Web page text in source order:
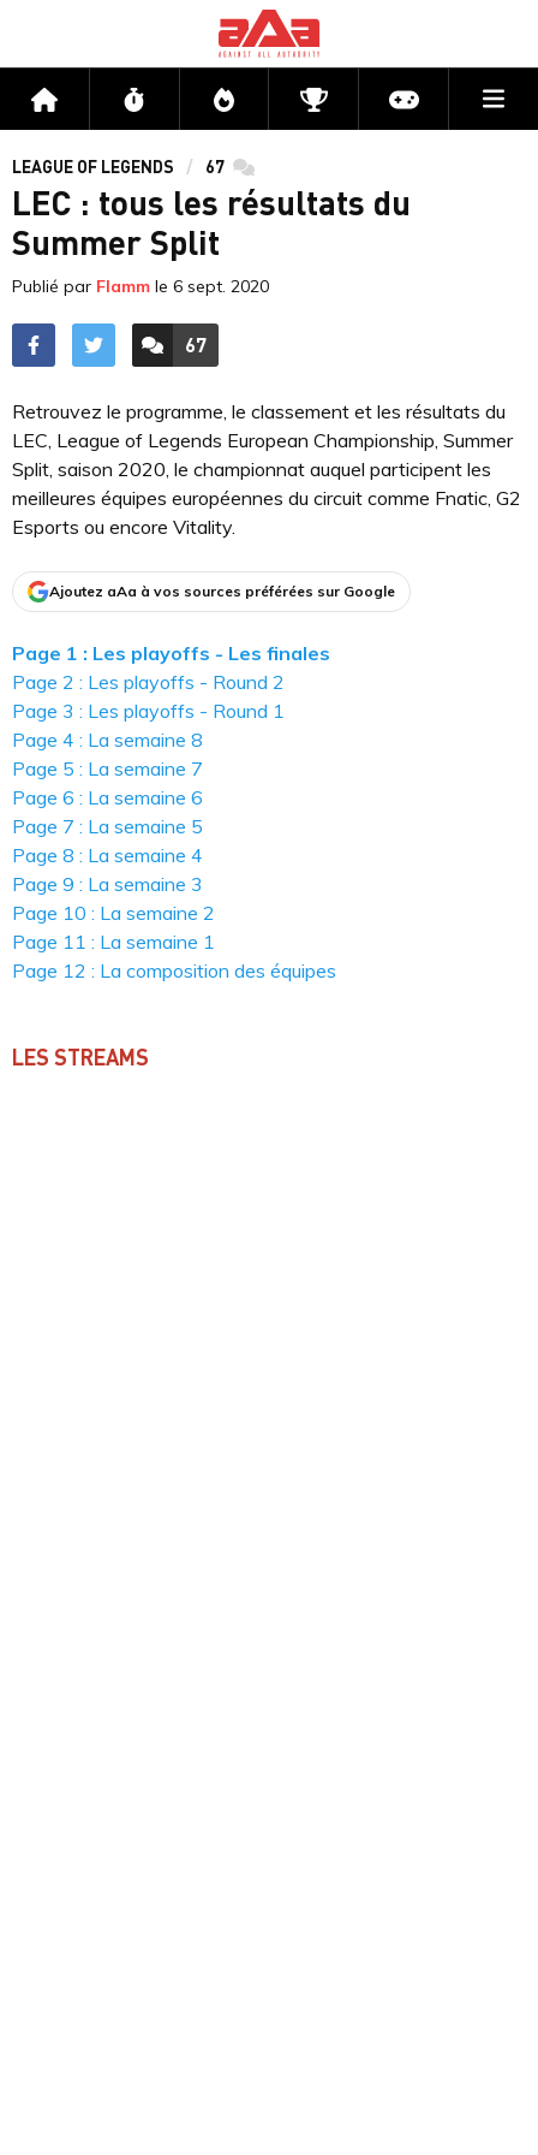
Accueil Flux Directs CompétitionsActu jeux
LEAGUE OF LEGENDS 67 commentaires
LEC : tous les résultats du
Summer Split
Publié par Flamm le 6 sept. 2020
ACCÉDER AUX
67
COMMENTAIRES
Retrouvez le programme, le classement et les résultats du
LEC, League of Legends European Championship, Summer
Split, saison 2020, le championnat auquel participent les
meilleures équipes européennes du circuit comme Fnatic, G2
Esports ou encore Vitality.
Ajoutez aAa à vos sources préférées sur Google
Page 1 : Les playoffs - Les finales
Page 2 : Les playoffs - Round 2
Page 3 : Les playoffs - Round 1
Page 4 : La semaine 8
Page 5 : La semaine 7
Page 6 : La semaine 6
Page 7 : La semaine 5
Page 8 : La semaine 4
Page 9 : La semaine 3
Page 10 : La semaine 2
Page 11 : La semaine 1
Page 12 : La composition des équipes
LES STREAMS